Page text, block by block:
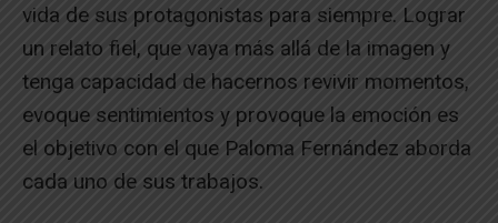
vida de sus protagonistas para siempre. Lograr
un relato fiel, que vaya más allá de la imagen y
tenga capacidad de hacernos revivir momentos,
evoque sentimientos y provoque la emoción es
el objetivo con el que Paloma Fernández aborda
cada uno de sus trabajos.